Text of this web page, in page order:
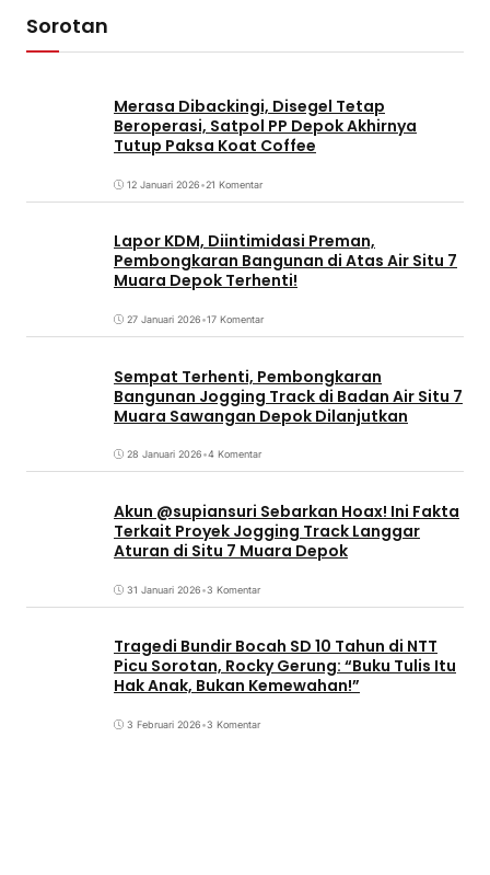
Sorotan
Merasa Dibackingi, Disegel Tetap
Beroperasi, Satpol PP Depok Akhirnya
Tutup Paksa Koat Coffee
12 Januari 2026•21 Komentar
Lapor KDM, Diintimidasi Preman,
Pembongkaran Bangunan di Atas Air Situ 7
Muara Depok Terhenti!
27 Januari 2026•17 Komentar
Sempat Terhenti, Pembongkaran
Bangunan Jogging Track di Badan Air Situ 7
Muara Sawangan Depok Dilanjutkan
28 Januari 2026•4 Komentar
Akun @supiansuri Sebarkan Hoax! Ini Fakta
Terkait Proyek Jogging Track Langgar
Aturan di Situ 7 Muara Depok
31 Januari 2026•3 Komentar
Tragedi Bundir Bocah SD 10 Tahun di NTT
Picu Sorotan, Rocky Gerung: “Buku Tulis Itu
Hak Anak, Bukan Kemewahan!”
3 Februari 2026•3 Komentar